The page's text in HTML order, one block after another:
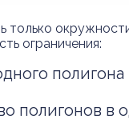
ограничения:
полигонов